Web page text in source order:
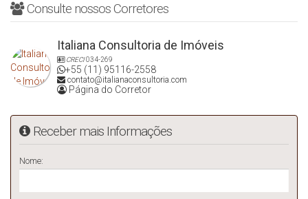
Consulte nossos Corretores
Italiana Consultoria de Imóveis
CRECI034-269
+55 (11) 95116-2558
contato@italianaconsultoria.com
Página do Corretor
Receber mais Informações
Nome: